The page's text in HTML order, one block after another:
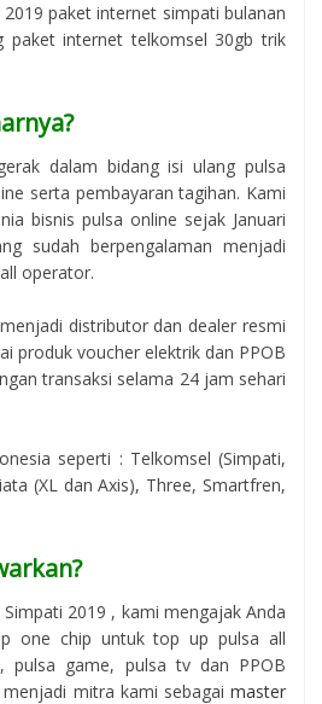
paket internet simpati bulanan
paket internet telkomsel 30gb trik
dalam bidang isi ulang pulsa
serta pembayaran tagihan. Kami
bisnis pulsa online sejak Januari
sudah berpengalaman menjadi
operator.
distributor dan dealer resmi
produk voucher elektrik dan PPOB
transaksi selama 24 jam sehari
seperti : Telkomsel (Simpati,
(XL dan Axis), Three, Smartfren,
2019 , kami mengajak Anda
one chip untuk top up pulsa all
pulsa game, pulsa tv dan PPOB
mitra kami sebagai master